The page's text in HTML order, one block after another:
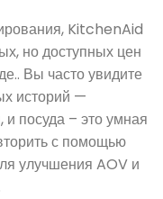
KitchenAid
но доступных цен
Вы часто увидите
историй —
и посуда – это умная
с помощью
улучшения AOV и